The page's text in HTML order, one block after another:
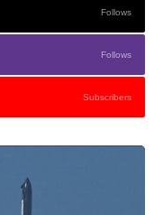
Follows
Follows
Subscribers